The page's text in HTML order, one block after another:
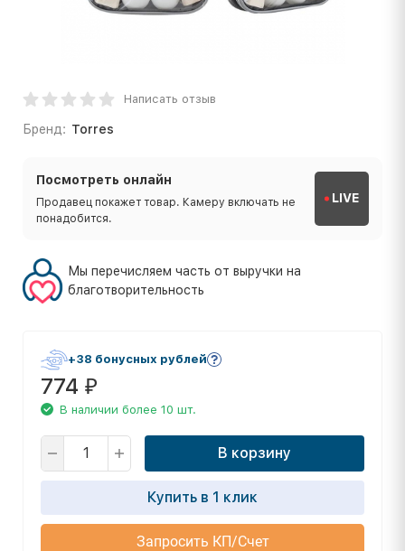
Написать отзыв
Бренд: Torres
Посмотреть онлайн
Продавец покажет товар. Камеру включать не
понадобится.
LIVE
Мы перечисляем часть от выручки на
благотворительность
+38 бонусных рублей
774 ₽
В наличии более 10 шт.
В корзину
Купить в 1 клик
Запросить КП/Счет